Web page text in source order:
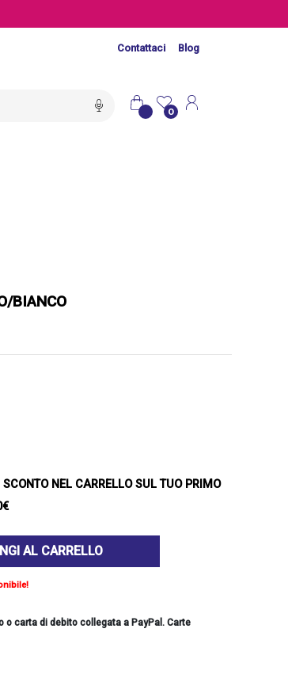
Contattaci Blog
0
BIANCO
NEL CARRELLO SUL TUO PRIMO
AL CARRELLO
o carta di debito collegata a PayPal. Carte